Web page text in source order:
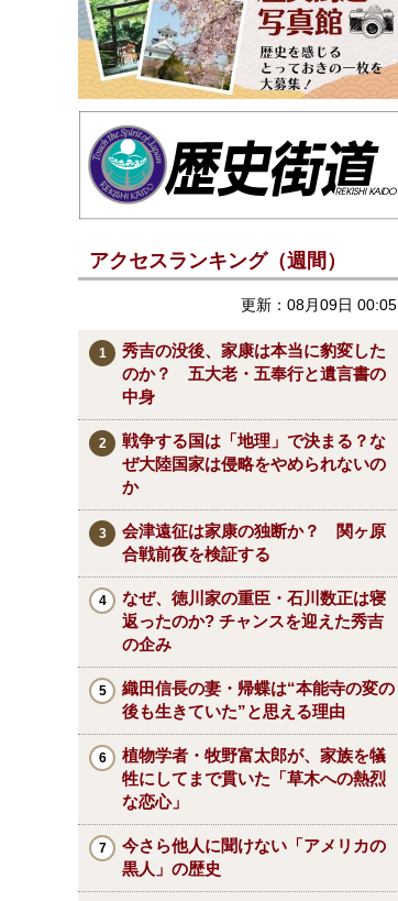
アクセスランキング（週間）
更新：08月09日 00:05
秀吉の没後、家康は本当に豹変した
のか？ 五大老・五奉行と遺言書の
中身
戦争する国は「地理」で決まる？な
ぜ大陸国家は侵略をやめられないの
か
会津遠征は家康の独断か？ 関ヶ原
合戦前夜を検証する
なぜ、徳川家の重臣・石川数正は寝
返ったのか? チャンスを迎えた秀吉
の企み
織田信長の妻・帰蝶は“本能寺の変の
後も生きていた”と思える理由
植物学者・牧野富太郎が、家族を犠
牲にしてまで貫いた「草木への熱烈
な恋心」
今さら他人に聞けない「アメリカの
黒人」の歴史